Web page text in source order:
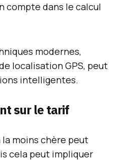
compte dans le calcul
modernes,
localisation GPS, peut
intelligentes.
sur le tarif
moins chère peut
cela peut impliquer